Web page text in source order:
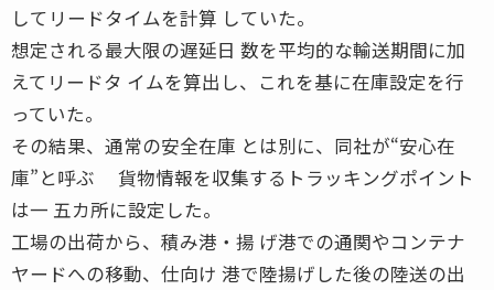
してリードタイムを計算 していた。
想定される最大限の遅延日 数を平均的な輸送期間に加
えてリードタ イムを算出し、これを基に在庫設定を行
っていた。
その結果、通常の安全在庫 とは別に、同社が“安心在
庫”と呼ぶ 貨物情報を収集するトラッキングポイント
は一 五カ所に設定した。
工場の出荷から、積み港・揚 げ港での通関やコンテナ
ヤードへの移動、仕向け 港で陸揚げした後の陸送の出